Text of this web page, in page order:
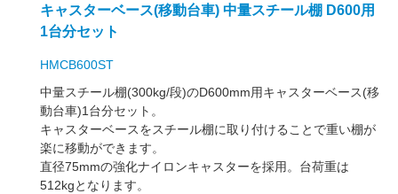
キャスターベース(移動台車) 中量スチール棚 D600用
1台分セット
HMCB600ST
中量スチール棚(300kg/段)のD600mm用キャスターベース(移
動台車)1台分セット。
キャスターベースをスチール棚に取り付けることで重い棚が
楽に移動ができます。
直径75mmの強化ナイロンキャスターを採用。台荷重は
512kgとなります。